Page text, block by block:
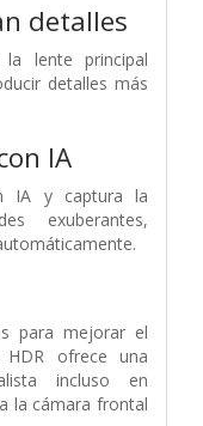
detalles
lente principal
detalles más
IA
IA y captura la
exuberantes,
para mejorar el
ofrece una
incluso en
la cámara frontal